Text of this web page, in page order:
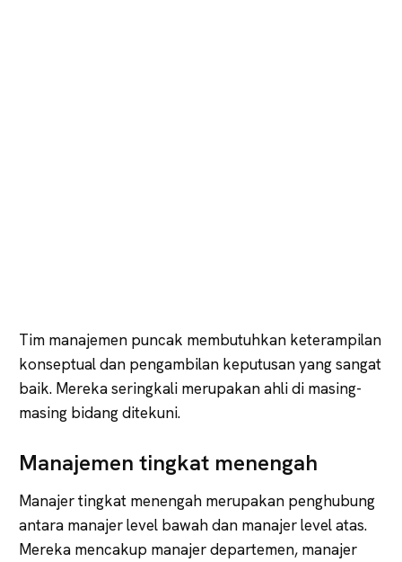
Tim manajemen puncak membutuhkan keterampilan
konseptual dan pengambilan keputusan yang sangat
baik. Mereka seringkali merupakan ahli di masing-
masing bidang ditekuni.
Manajemen tingkat menengah
Manajer tingkat menengah merupakan penghubung
antara manajer level bawah dan manajer level atas.
Mereka mencakup manajer departemen, manajer